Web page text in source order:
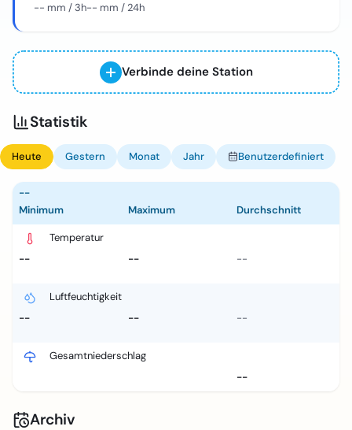
-- mm / 3h-- mm / 24h
Verbinde deine Station
Statistik
Heute Gestern Monat Jahr Benutzerdefiniert
--
Minimum
Maximum Durchschnitt
Temperatur
--
-- --
Luftfeuchtigkeit
--
-- --
Gesamtniederschlag
--
Archiv